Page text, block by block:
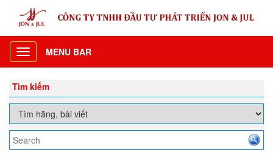
Toggle
navigation
MENU BAR
Tìm kiếm